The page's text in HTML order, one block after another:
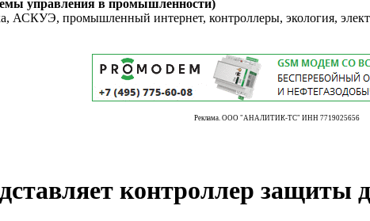
управления в промышленности)
промышленный интернет, контроллеры, экология,
Реклама. ООО "АНАЛИТИК-ТС" ИНН 7719025656
контроллер защиты